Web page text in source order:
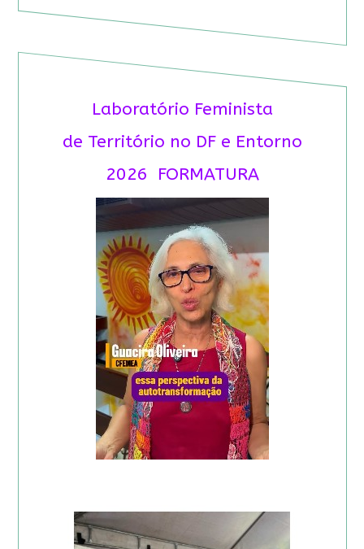
Laboratório Feminista
de Território no DF e Entorno
2026 FORMATURA